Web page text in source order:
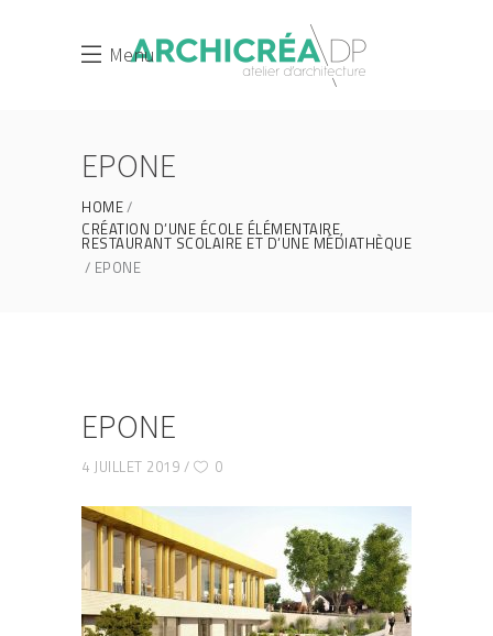
Menu
EPONE
HOME
CRÉATION D’UNE ÉCOLE ÉLÉMENTAIRE,
RESTAURANT SCOLAIRE ET D’UNE MÉDIATHÈQUE
EPONE
EPONE
4 JUILLET 2019 0